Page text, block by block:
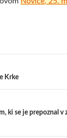
Krke
ki se je prepoznal v